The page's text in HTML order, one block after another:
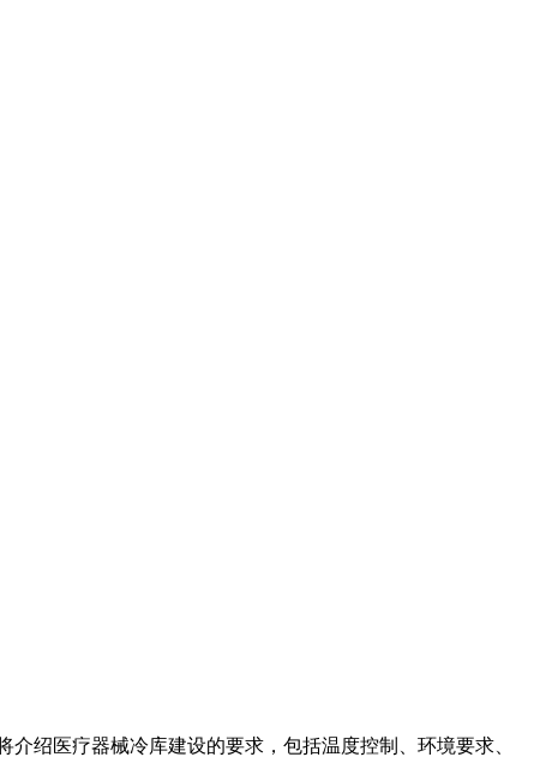
绍医疗器械冷库建设的要求，包括温度控制、环境要求、